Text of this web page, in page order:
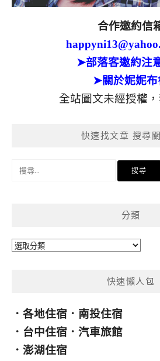
合作邀約信
➤部落客邀約注
➤關於妮妮布
全站圖文未經授權
快速找文章 搜尋
分類
分
快速懶人包
． 各地住宿 ． 南投住宿
． 台中住宿 ． 汽車旅館
． 澎湖住宿